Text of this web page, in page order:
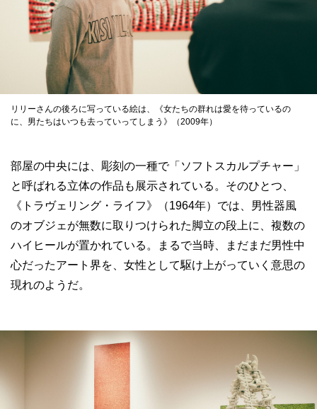
リリーさんの後ろに写っている絵は、《女たちの群れは愛を待っているの
に、男たちはいつも去っていってしまう》（2009年）
部屋の中央には、彫刻の一種で「ソフトスカルプチャー」
と呼ばれる立体の作品も展示されている。そのひとつ、
《トラヴェリング・ライフ》（1964年）では、男性器風
のオブジェが無数に取りつけられた脚立の段上に、複数の
ハイヒールが置かれている。まるで当時、まだまだ男性中
心だったアート界を、女性として駆け上がっていく意思の
現れのようだ。